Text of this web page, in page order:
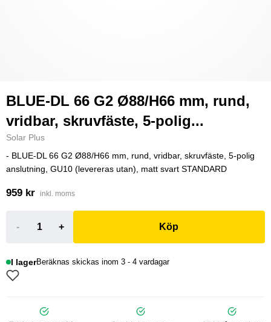
BLUE-DL 66 G2 Ø88/H66 mm, rund,
vridbar, skruvfäste, 5-polig...
Solar Plus
- BLUE-DL 66 G2 Ø88/H66 mm, rund, vridbar, skruvfäste, 5-polig
anslutning, GU10 (levereras utan), matt svart STANDARD
959 kr inkl. moms
- + Köp
I lagerBeräknas skickas inom 3 - 4 vardagar